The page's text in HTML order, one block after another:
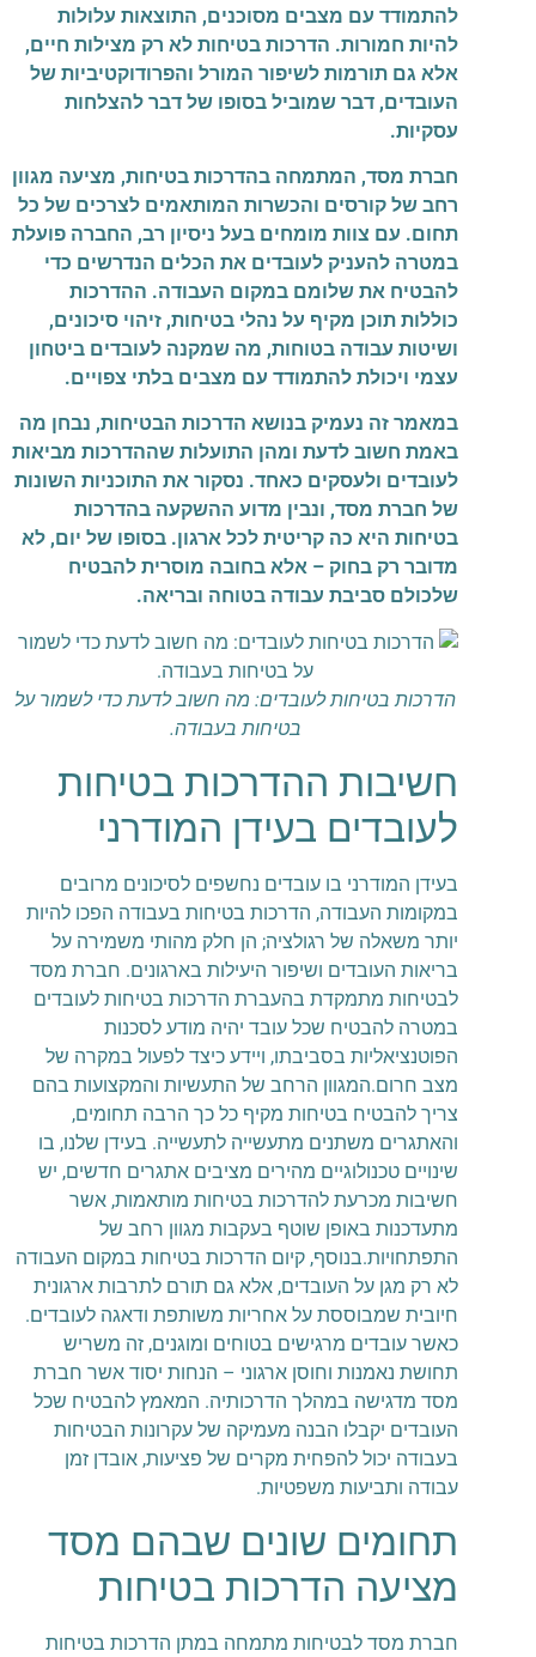
להתמודד עם מצבים מסוכנים, התוצאות עלולות
להיות חמורות. הדרכות בטיחות לא רק מצילות חיים,
אלא גם תורמות לשיפור המורל והפרודוקטיביות של
העובדים, דבר שמוביל בסופו של דבר להצלחות
עסקיות.
חברת מסד, המתמחה בהדרכות בטיחות, מציעה מגוון
רחב של קורסים והכשרות המותאמים לצרכים של כל
תחום. עם צוות מומחים בעל ניסיון רב, החברה פועלת
במטרה להעניק לעובדים את הכלים הנדרשים כדי
להבטיח את שלומם במקום העבודה. ההדרכות
כוללות תוכן מקיף על נהלי בטיחות, זיהוי סיכונים,
ושיטות עבודה בטוחות, מה שמקנה לעובדים ביטחון
עצמי ויכולת להתמודד עם מצבים בלתי צפויים.
במאמר זה נעמיק בנושא הדרכות הבטיחות, נבחן מה
באמת חשוב לדעת ומהן התועלות שההדרכות מביאות
לעובדים ולעסקים כאחד. נסקור את התוכניות השונות
של חברת מסד, ונבין מדוע ההשקעה בהדרכות
בטיחות היא כה קריטית לכל ארגון. בסופו של יום, לא
מדובר רק בחוק – אלא בחובה מוסרית להבטיח
שלכולם סביבת עבודה בטוחה ובריאה.
הדרכות בטיחות לעובדים: מה חשוב לדעת כדי לשמור על
בטיחות בעבודה.
חשיבות ההדרכות בטיחות
לעובדים בעידן המודרני
בעידן המודרני בו עובדים נחשפים לסיכונים מרובים
במקומות העבודה, הדרכות בטיחות בעבודה הפכו להיות
יותר משאלה של רגולציה; הן חלק מהותי משמירה על
בריאות העובדים ושיפור היעילות בארגונים. חברת מסד
לבטיחות מתמקדת בהעברת הדרכות בטיחות לעובדים
במטרה להבטיח שכל עובד יהיה מודע לסכנות
הפוטנציאליות בסביבתו, ויידע כיצד לפעול במקרה של
מצב חרום.המגוון הרחב של התעשיות והמקצועות בהם
צריך להבטיח בטיחות מקיף כל כך הרבה תחומים,
והאתגרים משתנים מתעשייה לתעשייה. בעידן שלנו, בו
שינויים טכנולוגיים מהירים מציבים אתגרים חדשים, יש
חשיבות מכרעת להדרכות בטיחות מותאמות, אשר
מתעדכנות באופן שוטף בעקבות מגוון רחב של
התפתחויות.בנוסף, קיום הדרכות בטיחות במקום העבודה
לא רק מגן על העובדים, אלא גם תורם לתרבות ארגונית
חיובית שמבוססת על אחריות משותפת ודאגה לעובדים.
כאשר עובדים מרגישים בטוחים ומוגנים, זה משריש
תחושת נאמנות וחוסן ארגוני – הנחות יסוד אשר חברת
מסד מדגישה במהלך הדרכותיה. המאמץ להבטיח שכל
העובדים יקבלו הבנה מעמיקה של עקרונות הבטיחות
בעבודה יכול להפחית מקרים של פציעות, אובדן זמן
עבודה ותביעות משפטיות.
תחומים שונים שבהם מסד
מציעה הדרכות בטיחות
חברת מסד לבטיחות מתמחה במתן הדרכות בטיחות